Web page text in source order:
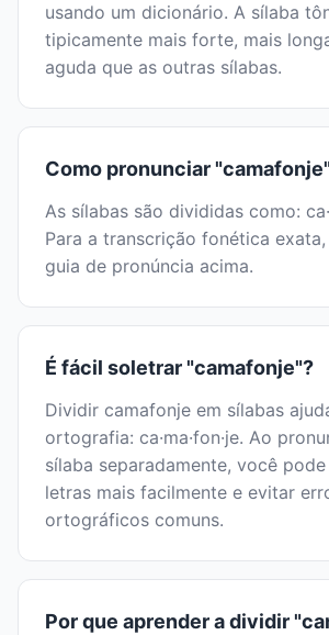
usando um dicionário. A sílaba
tipicamente mais forte, mais
aguda que as outras sílabas.
Como pronunciar
As sílabas são divididas como:
Para a transcrição fonética
guia de pronúncia acima.
É fácil soletrar "camafonje"?
Dividir camafonje em sílabas
ortografia: ca·ma·fon·je. Ao
sílaba separadamente, você
letras mais facilmente e evitar
ortográficos comuns.
Por que aprender a dividir